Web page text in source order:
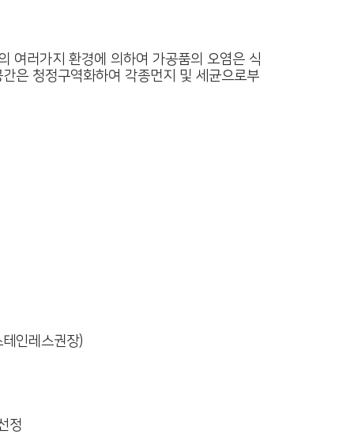
여러가지 환경에 의하여 가공품의 오염은 식
은 청정구역화하여 각종먼지 및 세균으로부
인레스권장)
정